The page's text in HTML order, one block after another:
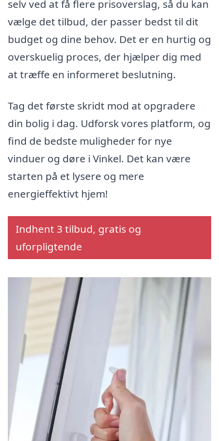
selv ved at få flere prisoverslag, så du kan
vælge det tilbud, der passer bedst til dit
budget og dine behov. Det er en hurtig og
overskuelig proces, der hjælper dig med
at træffe en informeret beslutning.
Tag det første skridt mod at opgradere
din bolig i dag. Udforsk vores platform, og
find de bedste muligheder for nye
vinduer og døre i Vinkel. Det kan være
starten på et lysere og mere
energieffektivt hjem!
Indhent 3 tilbud, gratis og
uforpligtende